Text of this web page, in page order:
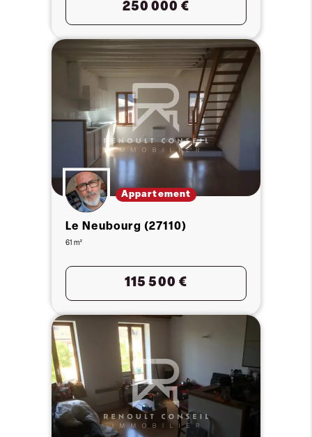
250 000 €
Appartement
Le Neubourg (27110)
61 m²
115 500 €